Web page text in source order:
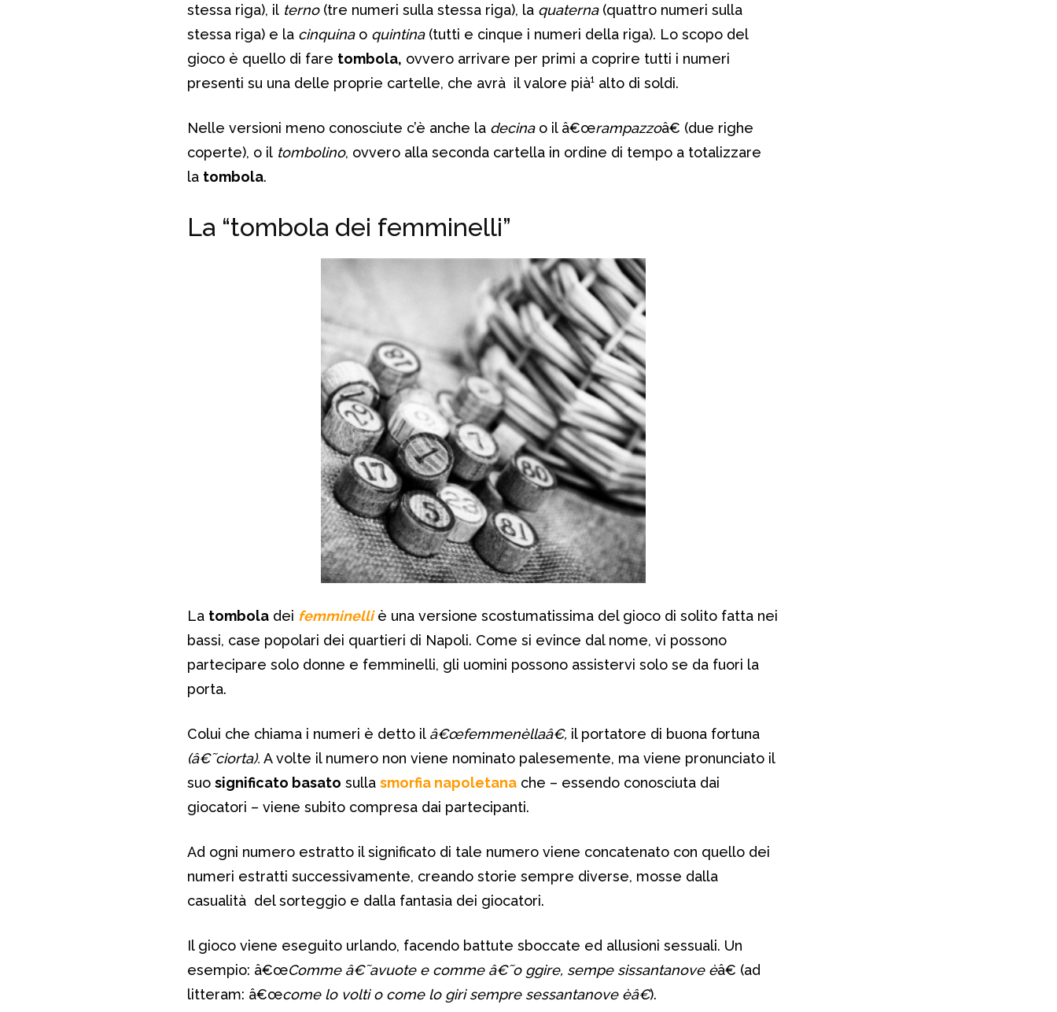
stessa riga), il terno(tre numeri sulla stessa riga), la quaterna(quattro numeri sulla
stessa riga) e la cinquinao quintina(tutti e cinque i numeri della riga). Lo scopo del
gioco è quello di fare tombola, ovvero arrivare per primi a coprire tutti i numeri
presenti su una delle proprie cartelle, che avrà il valore pià¹ alto di soldi.
Nelle versioni meno conosciute c’è anche la decinao il â€œrampazzoâ€ (due righe
coperte), o il tombolino, ovvero alla seconda cartella in ordine di tempo a totalizzare
la tombola.
La “tombola dei femminelli”
La tombola dei femminelliè una versione scostumatissima del gioco di solito fatta nei
bassi, case popolari dei quartieri di Napoli. Come si evince dal nome, vi possono
partecipare solo donne e femminelli, gli uomini possono assistervi solo se da fuori la
porta.
Colui che chiama i numeri è detto il â€œfemmenèllaâ€, il portatore di buona fortuna
(â€˜ciorta). A volte il numero non viene nominato palesemente, ma viene pronunciato il
suo significato basato sulla smorfia napoletana che – essendo conosciuta dai
giocatori – viene subito compresa dai partecipanti.
Ad ogni numero estratto il significato di tale numero viene concatenato con quello dei
numeri estratti successivamente, creando storie sempre diverse, mosse dalla
casualità del sorteggio e dalla fantasia dei giocatori.
Il gioco viene eseguito urlando, facendo battute sboccate ed allusioni sessuali. Un
esempio: â€œComme â€˜avuote e comme â€˜o ggire, sempe sissantanove èâ€ (ad
litteram: â€œcome lo volti o come lo giri sempre sessantanove èâ€).